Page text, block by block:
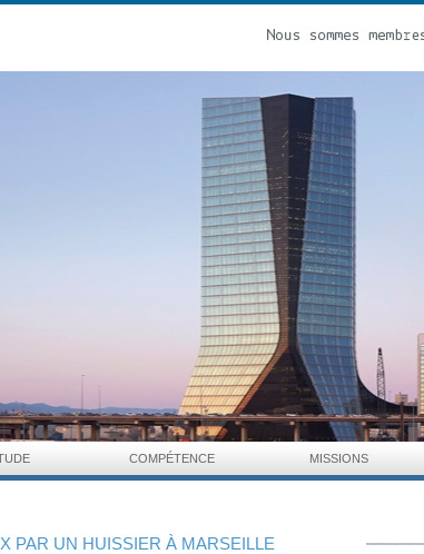
COMPÉTENCE MISSIONS
PAR UN HUISSIER À MARSEILLE